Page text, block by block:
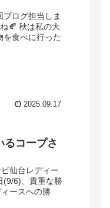
ログ担当しま
🍂 秋は私の大
食べに行った
2025.09.17
るコープさ
仙台レディー
(9/6)、貴重な勝
ースへの勝